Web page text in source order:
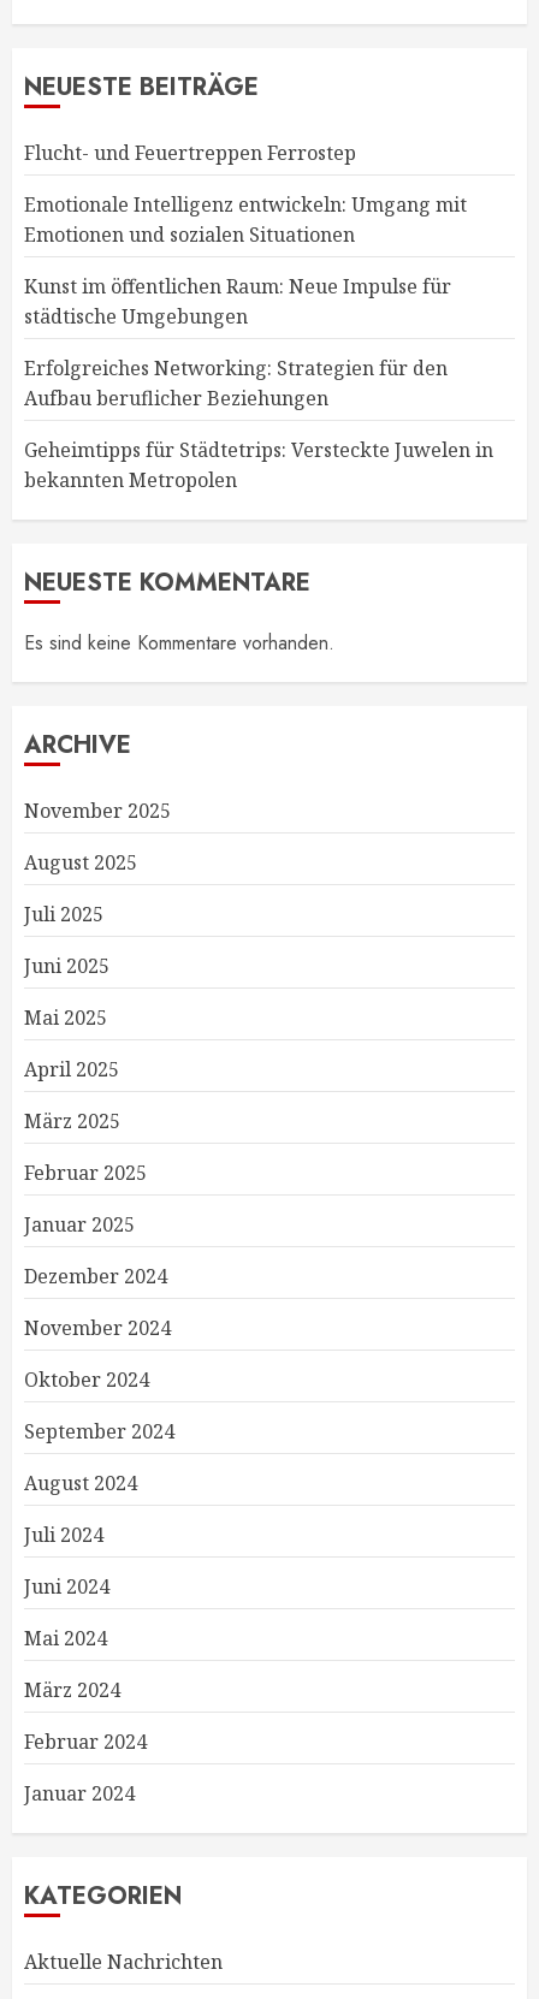
NEUESTE BEITRÄGE
Flucht- und Feuertreppen Ferrostep
Emotionale Intelligenz entwickeln: Umgang mit
Emotionen und sozialen Situationen
Kunst im öffentlichen Raum: Neue Impulse für
städtische Umgebungen
Erfolgreiches Networking: Strategien für den
Aufbau beruflicher Beziehungen
Geheimtipps für Städtetrips: Versteckte Juwelen in
bekannten Metropolen
NEUESTE KOMMENTARE
Es sind keine Kommentare vorhanden.
ARCHIVE
November 2025
August 2025
Juli 2025
Juni 2025
Mai 2025
April 2025
März 2025
Februar 2025
Januar 2025
Dezember 2024
November 2024
Oktober 2024
September 2024
August 2024
Juli 2024
Juni 2024
Mai 2024
März 2024
Februar 2024
Januar 2024
KATEGORIEN
Aktuelle Nachrichten